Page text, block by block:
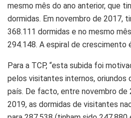
mesmo mês do ano anterior, que
dormidas. Em novembro de 2017,
368.111 dormidas e no mesmo
294.148. A espiral de crescimento
Para a TCP, “esta subida foi
pelos visitantes internos, oriundos
país. De facto, entre novembro de
2019, as dormidas de visitantes